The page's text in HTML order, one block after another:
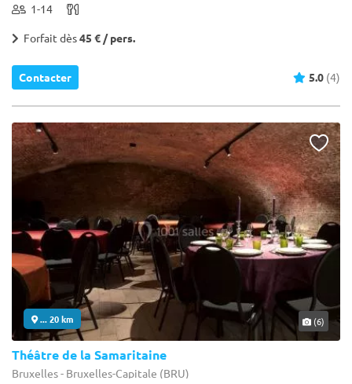
1-14
Forfait dès45 € / pers.
Contacter 5.0 (4)
... 20 km (6)
Théâtre de la Samaritaine
Bruxelles - Bruxelles-Capitale (BRU)